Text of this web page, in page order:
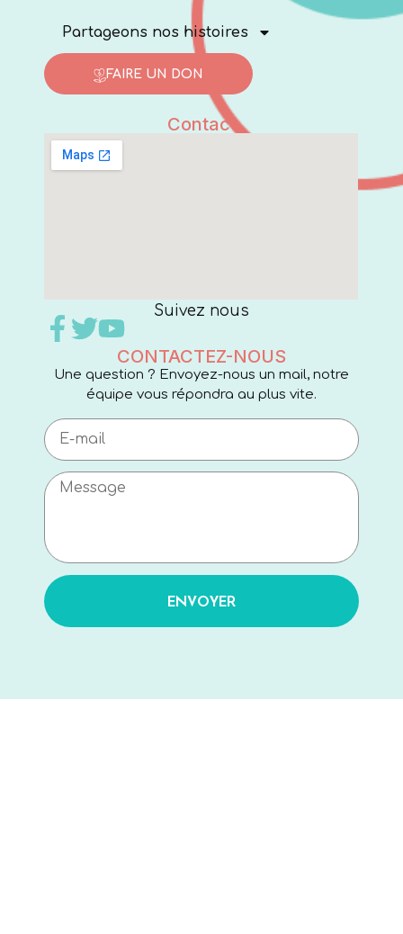
Partageons nos histoires
FAIRE UN DON
Contact
Suivez nous
CONTACTEZ-NOUS
Une question ? Envoyez-nous un mail, notre
équipe vous répondra au plus vite.
ENVOYER